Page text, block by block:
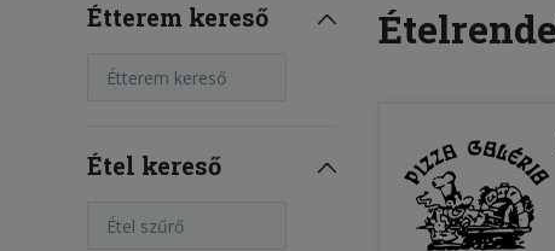
Étterem kereső
Étterem kereső
Étel kereső
Étel szűrő